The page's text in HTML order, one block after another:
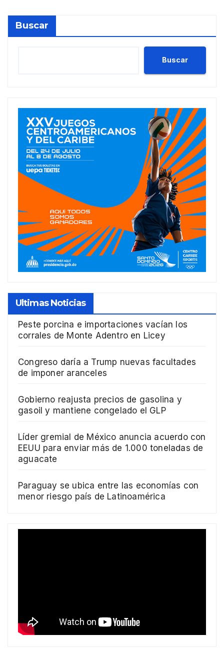
Buscar
Buscar
Ultimas Noticias
Peste porcina e importaciones vacían los
corrales de Monte Adentro en Licey
Congreso daría a Trump nuevas facultades
de imponer aranceles
Gobierno reajusta precios de gasolina y
gasoil y mantiene congelado el GLP
Líder gremial de México anuncia acuerdo con
EEUU para enviar más de 1.000 toneladas de
aguacate
Paraguay se ubica entre las economías con
menor riesgo país de Latinoamérica